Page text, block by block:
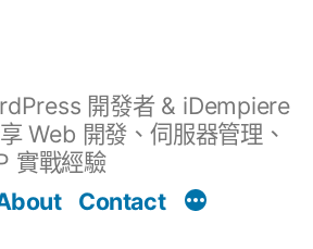
開發者 & iDempiere
Web 開發、伺服器管理、
實戰經驗
Contact